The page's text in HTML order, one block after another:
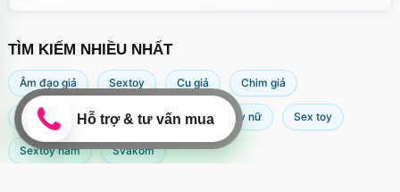
TÌM KIẾM NHIỀU NHẤT
Âm đạo giả Sextoy Cu giả Chim giả
Máy rung âm đạo Popper Sextoy nữ Sex toy
Sextoy nam Svakom